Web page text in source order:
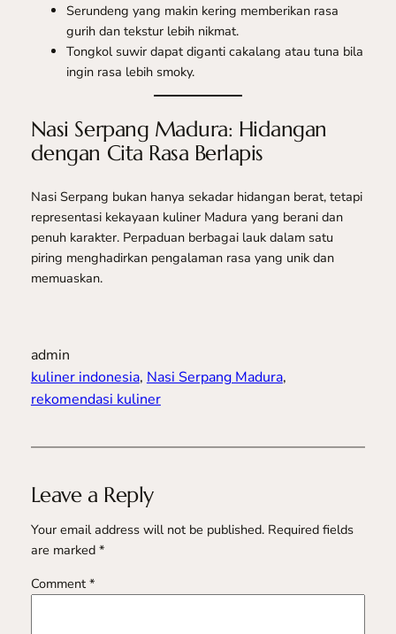
Serundeng yang makin kering memberikan rasa
gurih dan tekstur lebih nikmat.
Tongkol suwir dapat diganti cakalang atau tuna bila
ingin rasa lebih smoky.
Nasi Serpang Madura: Hidangan
dengan Cita Rasa Berlapis
Nasi Serpang bukan hanya sekadar hidangan berat, tetapi
representasi kekayaan kuliner Madura yang berani dan
penuh karakter. Perpaduan berbagai lauk dalam satu
piring menghadirkan pengalaman rasa yang unik dan
memuaskan.
admin
kuliner indonesia, Nasi Serpang Madura
rekomendasi kuliner
Leave a Reply
Your email address will not be published. Required fields
are marked *
Comment *